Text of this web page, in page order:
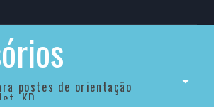
postes de orientação
KD,...